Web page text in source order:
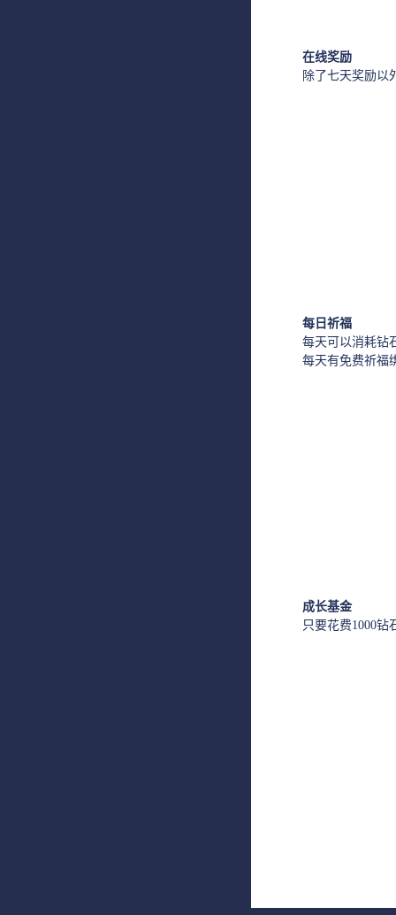
在线奖励
除了七天奖励以外
每日祈福
每天可以消耗钻石
每天有免费祈福
成长基金
只要花费1000钻石